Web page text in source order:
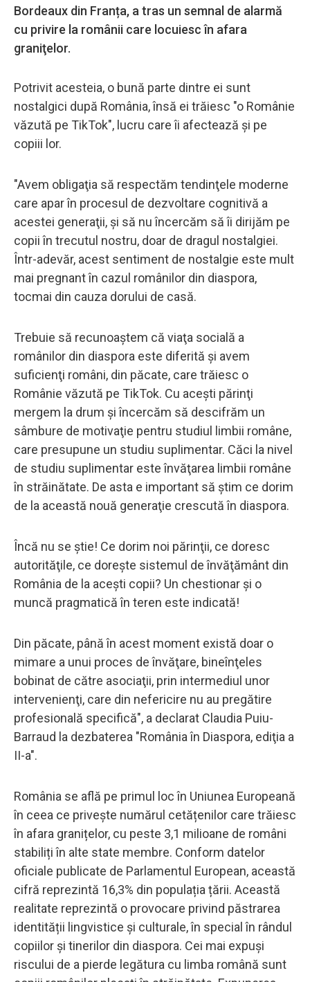
Bordeaux din Franța, a tras un semnal de alarmă
cu privire la românii care locuiesc în afara
graniţelor.
Potrivit acesteia, o bună parte dintre ei sunt
nostalgici după România, însă ei trăiesc "o Românie
văzută pe TikTok", lucru care îi afectează şi pe
copiii lor.
"Avem obligaţia să respectăm tendinţele moderne
care apar în procesul de dezvoltare cognitivă a
acestei generaţii, şi să nu încercăm să îi dirijăm pe
copii în trecutul nostru, doar de dragul nostalgiei.
Într-adevăr, acest sentiment de nostalgie este mult
mai pregnant în cazul românilor din diaspora,
tocmai din cauza dorului de casă.
Trebuie să recunoaştem că viaţa socială a
românilor din diaspora este diferită şi avem
suficienţi români, din păcate, care trăiesc o
Românie văzută pe TikTok. Cu aceşti părinţi
mergem la drum şi încercăm să descifrăm un
sâmbure de motivaţie pentru studiul limbii române,
care presupune un studiu suplimentar. Căci la nivel
de studiu suplimentar este învăţarea limbii române
în străinătate. De asta e important să ştim ce dorim
de la această nouă generaţie crescută în diaspora.
Încă nu se ştie! Ce dorim noi părinţii, ce doresc
autorităţile, ce doreşte sistemul de învăţământ din
România de la aceşti copii? Un chestionar şi o
muncă pragmatică în teren este indicată!
Din păcate, până în acest moment există doar o
mimare a unui proces de învăţare, bineînţeles
bobinat de către asociaţii, prin intermediul unor
intervenienţi, care din nefericire nu au pregătire
profesională specifică", a declarat Claudia Puiu-
Barraud la dezbaterea "România în Diaspora, ediţia a
II-a".
România se află pe primul loc în Uniunea Europeană
în ceea ce privește numărul cetățenilor care trăiesc
în afara granițelor, cu peste 3,1 milioane de români
stabiliți în alte state membre. Conform datelor
oficiale publicate de Parlamentul European, această
cifră reprezintă 16,3% din populația țării. Această
realitate reprezintă o provocare privind păstrarea
identității lingvistice și culturale, în special în rândul
copiilor și tinerilor din diaspora. Cei mai expuși
riscului de a pierde legătura cu limba română sunt